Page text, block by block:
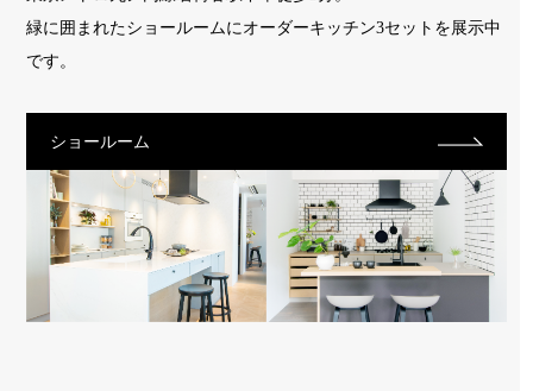
緑に囲まれたショールームにオーダーキッチン3セットを展示中
です。
ショールーム